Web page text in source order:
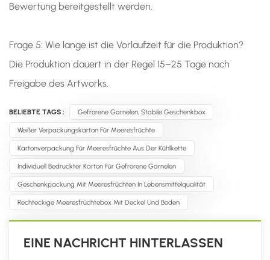
Bewertung bereitgestellt werden.
Frage 5: Wie lange ist die Vorlaufzeit für die Produktion?
Die Produktion dauert in der Regel 15–25 Tage nach
Freigabe des Artworks.
BELIEBTE TAGS : Gefrorene Garnelen, Stabile Geschenkbox
Weißer Verpackungskarton Für Meeresfrüchte
Kartonverpackung Für Meeresfrüchte Aus Der Kühlkette
Individuell Bedruckter Karton Für Gefrorene Garnelen
Geschenkpackung Mit Meeresfrüchten In Lebensmittelqualität
Rechteckige Meeresfrüchtebox Mit Deckel Und Boden
EINE NACHRICHT HINTERLASSEN